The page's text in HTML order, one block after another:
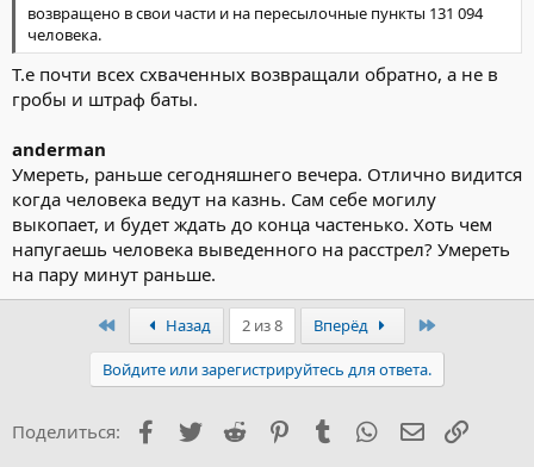
возвращено в свои части и на пересылочные пункты 131 094
человека.
Т.е почти всех схваченных возвращали обратно, а не в
гробы и штраф баты.
anderman
Умереть, раньше сегодняшнего вечера. Отлично видится
когда человека ведут на казнь. Сам себе могилу
выкопает, и будет ждать до конца частенько. Хоть чем
напугаешь человека выведенного на расстрел? Умереть
на пару минут раньше.
ПервыйНазад 2 из 8 Вперёд
Войдите или зарегистрируйтесь для ответа.
Поделиться: Facebook
Twitter Reddit PinterestTumblr WhatsApp